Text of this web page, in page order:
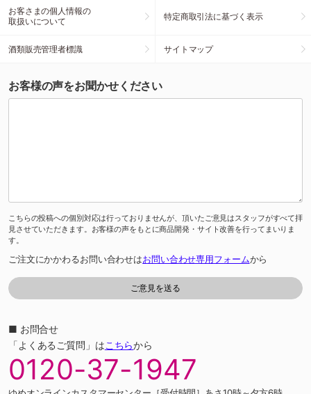
お客さまの個人情報の
取扱いについて
特定商取引法に基づく表示
酒類販売管理者標識 サイトマップ
お客様の声をお聞かせください
こちらの投稿への個別対応は行っておりませんが、頂いたご意見はスタッフがすべて拝
見させていただきます。お客様の声をもとに商品開発・サイト改善を行ってまいりま
す。
ご注文にかかわるお問い合わせはお問い合わせ専用フォームから
■ お問合せ
「よくあるご質問」はこちらから
0120-37-1947